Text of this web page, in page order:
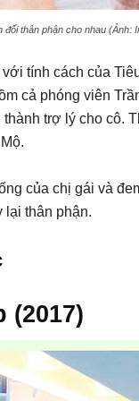
đổi thân phận cho nhau (Ảnh:
tính cách của
cả phóng viên
trợ lý cho cô.
của chị gái và
lại thân phận.
(2017)